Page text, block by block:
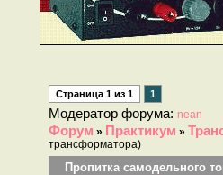
Страница 1из 1 1
Модератор форума: nean
Форум » Практикум »
трансформатора)
Пропитка самодельного